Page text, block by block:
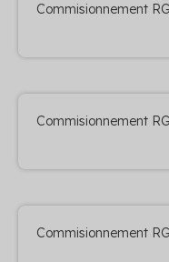
Commisionnement
Commisionnement
Commisionnement